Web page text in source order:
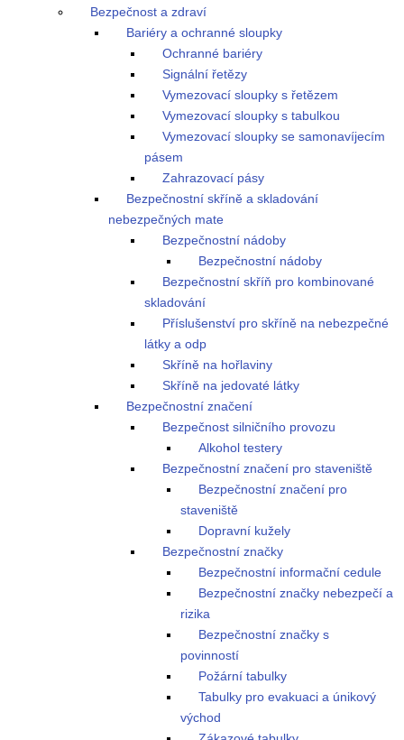
Bezpečnost a zdraví
Bariéry a ochranné sloupky
Ochranné bariéry
Signální řetězy
Vymezovací sloupky s řetězem
Vymezovací sloupky s tabulkou
Vymezovací sloupky se samonavíjecím
pásem
Zahrazovací pásy
Bezpečnostní skříně a skladování
nebezpečných mate
Bezpečnostní nádoby
Bezpečnostní nádoby
Bezpečnostní skříň pro kombinované
skladování
Příslušenství pro skříně na nebezpečné
látky a odp
Skříně na hořlaviny
Skříně na jedovaté látky
Bezpečnostní značení
Bezpečnost silničního provozu
Alkohol testery
Bezpečnostní značení pro staveniště
Bezpečnostní značení pro
staveniště
Dopravní kužely
Bezpečnostní značky
Bezpečnostní informační cedule
Bezpečnostní značky nebezpečí a
rizika
Bezpečnostní značky s
povinností
Požární tabulky
Tabulky pro evakuaci a únikový
východ